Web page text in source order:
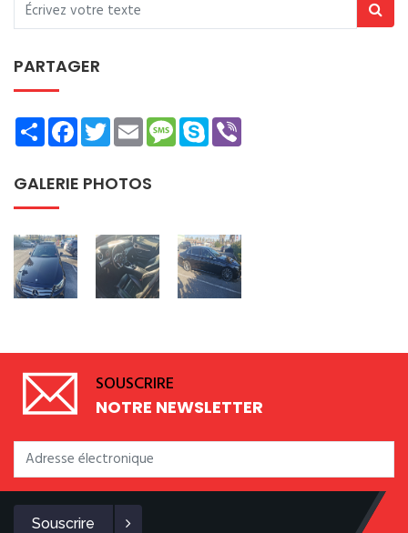
PARTAGER
ShareFacebookTwitterEmailMessage
Skype
GALERIE PHOTOS
SOUSCRIRE
NOTRE NEWSLETTER
Souscrire